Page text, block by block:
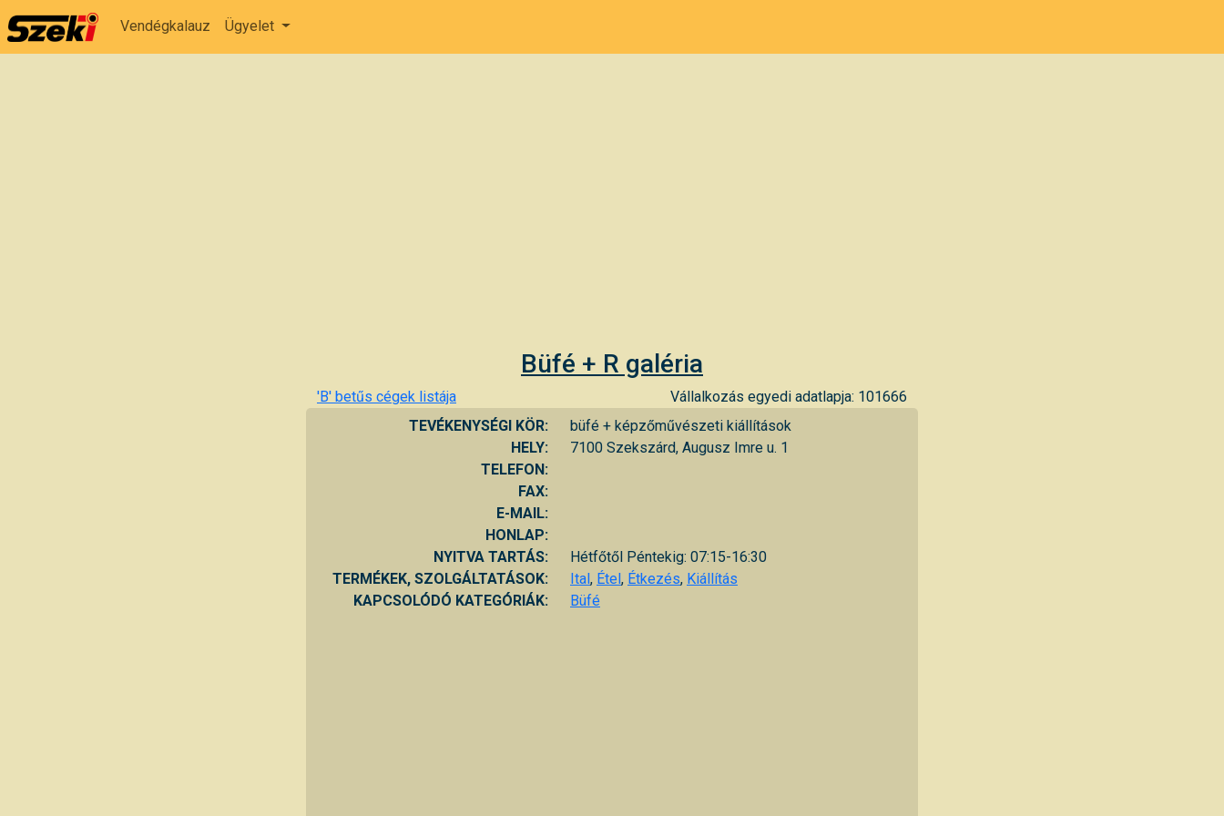
Vendégkalauz Ügyelet
Büfé + R galéria
'B' betűs cégek listája
Vállalkozás egyedi adatlapja: 101666
TEVÉKENYSÉGI KÖR:
büfé + képzőművészeti kiállítások
HELY:
7100 Szekszárd, Augusz Imre u. 1
TELEFON:
FAX:
E-MAIL:
HONLAP:
NYITVA TARTÁS:
Hétfőtől Péntekig: 07:15-16:30
TERMÉKEK, SZOLGÁLTATÁSOK:
Ital, Étel, Étkezés, Kiállítás
KAPCSOLÓDÓ KATEGÓRIÁK:
Büfé